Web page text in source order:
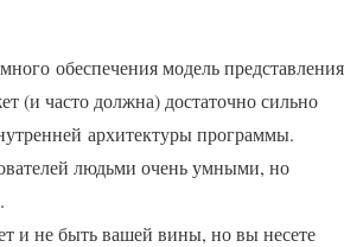
обеспечения модель представления
(и часто должна) достаточно сильно
архитектуры программы.
людьми очень умными, но
и не быть вашей вины, но вы несете